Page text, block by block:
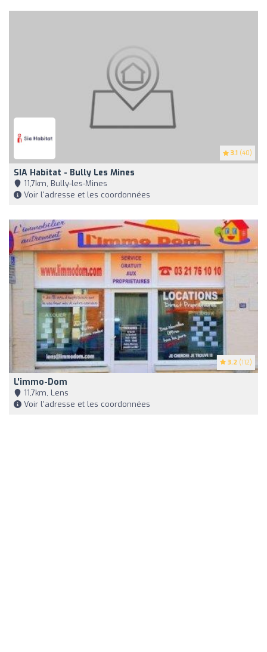
3.1 (40)
SIA Habitat - Bully Les Mines
11,7km, Bully-les-Mines
Voir l'adresse et les coordonnées
3.2 (112)
L'immo-Dom
11,7km, Lens
Voir l'adresse et les coordonnées